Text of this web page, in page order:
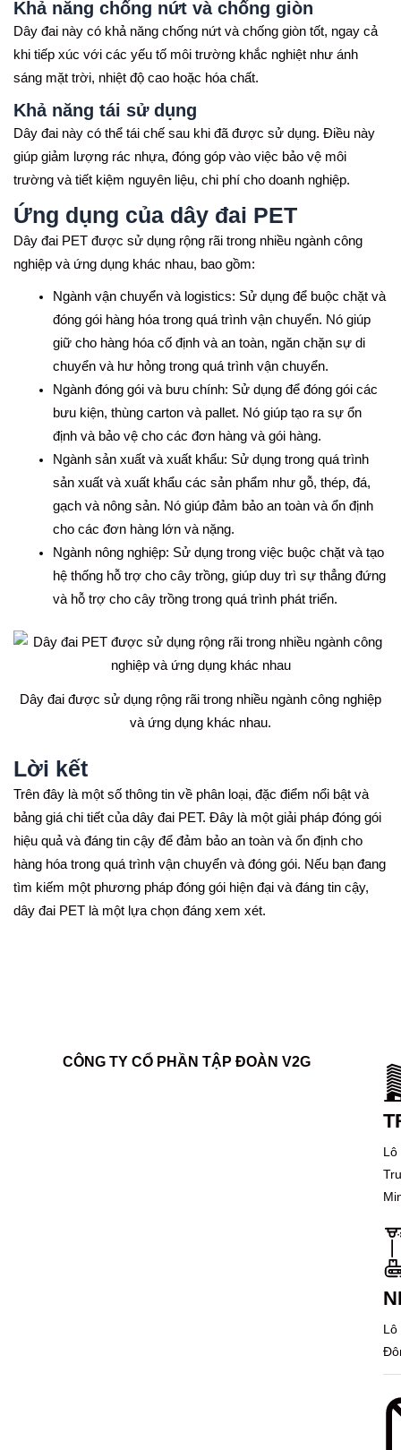
Khả năng chống nứt và chống giòn
Dây đai này có khả năng chống nứt và chống giòn tốt, ngay cả
khi tiếp xúc với các yếu tố môi trường khắc nghiệt như ánh
sáng mặt trời, nhiệt độ cao hoặc hóa chất.
Khả năng tái sử dụng
Dây đai này có thể tái chế sau khi đã được sử dụng. Điều này
giúp giảm lượng rác nhựa, đóng góp vào việc bảo vệ môi
trường và tiết kiệm nguyên liệu, chi phí cho doanh nghiệp.
Ứng dụng của dây đai PET
Dây đai PET được sử dụng rộng rãi trong nhiều ngành công
nghiệp và ứng dụng khác nhau, bao gồm:
Ngành vận chuyển và logistics: Sử dụng để buộc chặt và
đóng gói hàng hóa trong quá trình vận chuyển. Nó giúp
giữ cho hàng hóa cố định và an toàn, ngăn chặn sự di
chuyển và hư hỏng trong quá trình vận chuyển.
Ngành đóng gói và bưu chính: Sử dụng để đóng gói các
bưu kiện, thùng carton và pallet. Nó giúp tạo ra sự ổn
định và bảo vệ cho các đơn hàng và gói hàng.
Ngành sản xuất và xuất khẩu: Sử dụng trong quá trình
sản xuất và xuất khẩu các sản phẩm như gỗ, thép, đá,
gạch và nông sản. Nó giúp đảm bảo an toàn và ổn định
cho các đơn hàng lớn và nặng.
Ngành nông nghiệp: Sử dụng trong việc buộc chặt và tạo
hệ thống hỗ trợ cho cây trồng, giúp duy trì sự thẳng đứng
và hỗ trợ cho cây trồng trong quá trình phát triển.
Dây đai được sử dụng rộng rãi trong nhiều ngành công nghiệp
và ứng dụng khác nhau.
Lời kết
Trên đây là một số thông tin về phân loại, đặc điểm nổi bật và
bảng giá chi tiết của dây đai PET. Đây là một giải pháp đóng gói
hiệu quả và đáng tin cậy để đảm bảo an toàn và ổn định cho
hàng hóa trong quá trình vận chuyển và đóng gói. Nếu bạn đang
tìm kiếm một phương pháp đóng gói hiện đại và đáng tin cậy,
dây đai PET là một lựa chọn đáng xem xét.
CÔNG TY CỔ PHẦN TẬP ĐOÀN V2G
Lô
Lô